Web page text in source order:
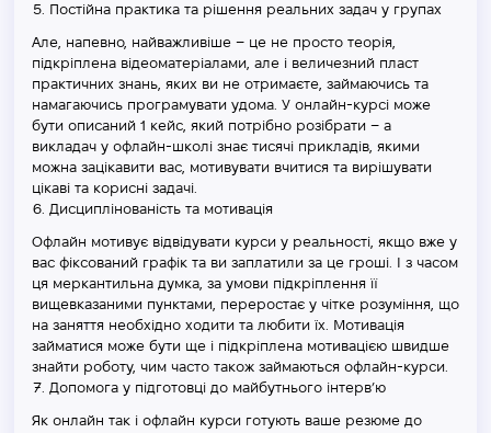
Постійна практика та рішення реальних задач у групах
Але, напевно, найважливіше – це не просто теорія,
підкріплена відеоматеріалами, але і величезний пласт
практичних знань, яких ви не отримаєте, займаючись та
намагаючись програмувати удома. У онлайн-курсі може
бути описаний 1 кейс, який потрібно розібрати – а
викладач у офлайн-школі знає тисячі прикладів, якими
можна зацікавити вас, мотивувати вчитися та вирішувати
цікаві та корисні задачі.
Дисциплінованість та мотивація
Офлайн мотивує відвідувати курси у реальності, якщо вже у
вас фіксований графік та ви заплатили за це гроші. І з часом
ця меркантильна думка, за умови підкріплення її
вищевказаними пунктами, переростає у чітке розуміння, що
на заняття необхідно ходити та любити їх. Мотивація
займатися може бути ще і підкріплена мотивацією швидше
знайти роботу, чим часто також займаються офлайн-курси.
Допомога у підготовці до майбутнього інтерв’ю
Як онлайн так і офлайн курси готують ваше резюме до